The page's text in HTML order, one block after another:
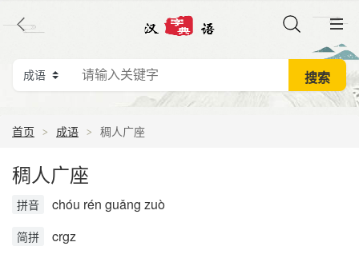
首页 成语 稠人广座
稠人广座
拼音 chóu rén guǎng zuò
简拼 crgz